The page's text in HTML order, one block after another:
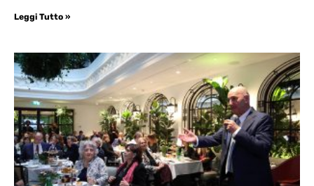
Leggi Tutto »